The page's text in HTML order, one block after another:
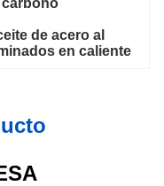
carbono
de acero al
en caliente